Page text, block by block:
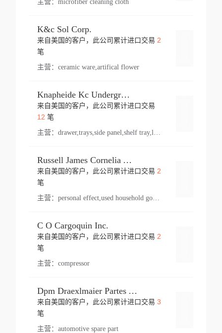
主营： microfiber cleaning cloth
K&c Sol Corp.
来自美国的客户，此公司累计进口交易 2
笔
主营： ceramic ware,artifical flower
Knapheide Kc Underground
来自美国的客户，此公司累计进口交易
12 笔
主营：
Russell James Cornelia Arlington Va
来自美国的客户，此公司累计进口交易 2
笔
主营： personal effect,used household goods
C O Cargoquin Inc.
来自美国的客户，此公司累计进口交易 2
笔
主营： compressor
Dpm Draexlmaier Partes Automotrices Corr Ind Huejotzingo
来自美国的客户，此公司累计进口交易 3
笔
主营： automotive spare part